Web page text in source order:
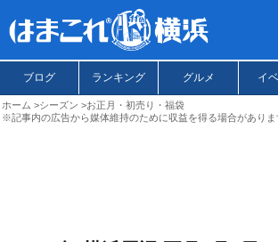
ブログ ランキング グルメ イ
ホーム シーズン
お正月・初売り・福袋
※記事内の広告から媒体維持のために収益を得る場合がありま